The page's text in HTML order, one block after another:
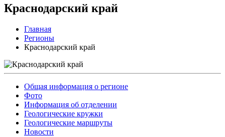
Краснодарский край
Главная
Регионы
Краснодарский край
Общая информация о регионе
Фото
Информация об отделении
Геологические кружки
Геологические маршруты
Новости